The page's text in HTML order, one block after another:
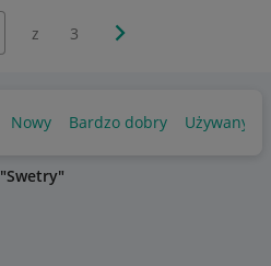
z 3 Następna strona
Nowy Bardzo dobry Używany
"Swetry"